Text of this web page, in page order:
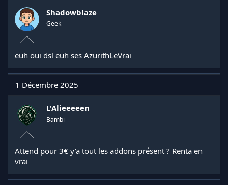
Shadowblaze
Geek
euh oui dsl euh ses AzurithLeVrai
1 Décembre 2025
L'Alieeeeen
Bambi
Attend pour 3€ y'a tout les addons présent ? Renta en
vrai